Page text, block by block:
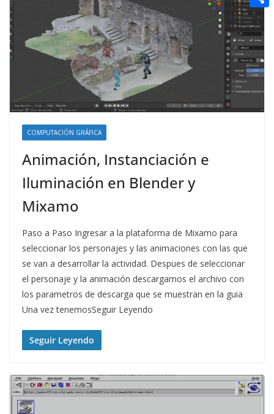
COMPUTACIÓN GRÁFICA
Animación, Instanciación e
Iluminación en Blender y
Mixamo
Paso a Paso Ingresar a la plataforma de Mixamo para
seleccionar los personajes y las animaciones con las que
se van a desarrollar la actividad. Despues de seleccionar
el personaje y la animación descargamos el archivo con
los parametros de descarga que se muestran en la guia
Una vez tenemosSeguir Leyendo
Seguir Leyendo
n
g
e
r
e
r
e
r
e
s
a
i
l
e
d
d
i
t
C
o
m
p
a
r